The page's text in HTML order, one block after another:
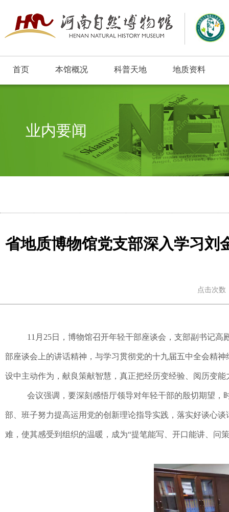
首页 本馆概况 科普天地 地质资料
业内要闻
省地质博物馆党支部深入学习刘
点击次数
11月 25日，博物馆召开年轻干部座谈会，支部副书记高
部座谈会上的讲话精神，与学习贯彻党的十九届五中全会精
设中主动作为，献良策献智慧，真正把经历变经验、阅历变
会议强调，要深刻感悟厅领导对年轻干部的殷切期望
部、班子努力提高运用党的创新理论指导实践，落实好谈心
难，使其感受到组织的温暖，成为“提笔能写、开口能讲、问